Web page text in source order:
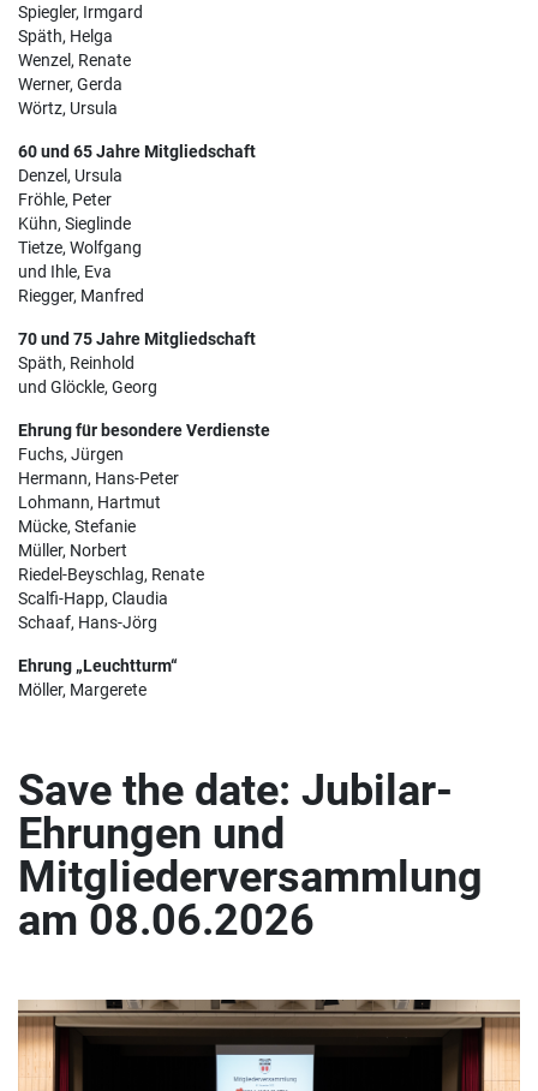
Spiegler, Irmgard
Späth, Helga
Wenzel, Renate
Werner, Gerda
Wörtz, Ursula
60 und 65 Jahre Mitgliedschaft
Denzel, Ursula
Fröhle, Peter
Kühn, Sieglinde
Tietze, Wolfgang
und Ihle, Eva
Riegger, Manfred
70 und 75 Jahre Mitgliedschaft
Späth, Reinhold
und Glöckle, Georg
Ehrung für besondere Verdienste
Fuchs, Jürgen
Hermann, Hans-Peter
Lohmann, Hartmut
Mücke, Stefanie
Müller, Norbert
Riedel-Beyschlag, Renate
Scalfi-Happ, Claudia
Schaaf, Hans-Jörg
Ehrung „Leuchtturm“
Möller, Margerete
Save the date: Jubilar-
Ehrungen und
Mitgliederversammlung
am 08.06.2026